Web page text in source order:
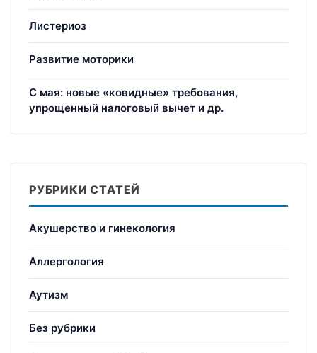
Листериоз
Развитие моторики
С мая: новые «ковидные» требования,
упрощенный налоговый вычет и др.
РУБРИКИ СТАТЕЙ
Акушерство и гинекология
Аллергология
Аутизм
Без рубрики